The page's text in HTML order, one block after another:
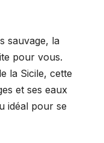
sauvage, la
pour vous.
la Sicile, cette
et ses eaux
idéal pour se